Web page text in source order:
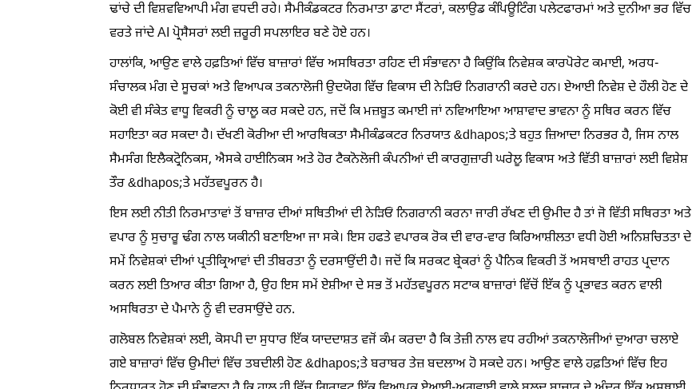
ਢਾਂਚੇ ਦੀ ਵਿਸ਼ਵਵਿਆਪੀ ਮੰਗ ਵਧਦੀ ਰਹੇ। ਸੈਮੀਕੰਡਕਟਰ ਨਿਰਮਾਤਾ ਡਾਟਾ ਸੈਂਟਰਾਂ, ਕਲਾਉਡ ਕੰਪਿਊਟਿੰਗ ਪਲੇਟਫਾਰਮਾਂ ਅਤੇ ਦੁਨੀਆ ਭਰ ਵਿੱਚ
ਵਰਤੇ ਜਾਂਦੇ AI ਪ੍ਰੋਸੈਸਰਾਂ ਲਈ ਜ਼ਰੂਰੀ ਸਪਲਾਇਰ ਬਣੇ ਹੋਏ ਹਨ।
ਹਾਲਾਂਕਿ, ਆਉਣ ਵਾਲੇ ਹਫ਼ਤਿਆਂ ਵਿੱਚ ਬਾਜ਼ਾਰਾਂ ਵਿੱਚ ਅਸਥਿਰਤਾ ਰਹਿਣ ਦੀ ਸੰਭਾਵਨਾ ਹੈ ਕਿਉਂਕਿ ਨਿਵੇਸ਼ਕ ਕਾਰਪੋਰੇਟ ਕਮਾਈ, ਅਰਧ-
ਸੰਚਾਲਕ ਮੰਗ ਦੇ ਸੂਚਕਾਂ ਅਤੇ ਵਿਆਪਕ ਤਕਨਾਲੋਜੀ ਉਦਯੋਗ ਵਿੱਚ ਵਿਕਾਸ ਦੀ ਨੇੜਿਓਂ ਨਿਗਰਾਨੀ ਕਰਦੇ ਹਨ। ਏਆਈ ਨਿਵੇਸ਼ ਦੇ ਹੌਲੀ ਹੋਣ ਦੇ
ਕੋਈ ਵੀ ਸੰਕੇਤ ਵਾਧੂ ਵਿਕਰੀ ਨੂੰ ਚਾਲੂ ਕਰ ਸਕਦੇ ਹਨ, ਜਦੋਂ ਕਿ ਮਜ਼ਬੂਤ ਕਮਾਈ ਜਾਂ ਨਵਿਆਇਆ ਆਸ਼ਾਵਾਦ ਭਾਵਨਾ ਨੂੰ ਸਥਿਰ ਕਰਨ ਵਿੱਚ
ਸਹਾਇਤਾ ਕਰ ਸਕਦਾ ਹੈ। ਦੱਖਣੀ ਕੋਰੀਆ ਦੀ ਆਰਥਿਕਤਾ ਸੈਮੀਕੰਡਕਟਰ ਨਿਰਯਾਤ &dhapos;ਤੇ ਬਹੁਤ ਜ਼ਿਆਦਾ ਨਿਰਭਰ ਹੈ, ਜਿਸ ਨਾਲ
ਸੈਮਸੰਗ ਇਲੈਕਟ੍ਰੋਨਿਕਸ, ਐਸਕੇ ਹਾਈਨਿਕਸ ਅਤੇ ਹੋਰ ਟੈਕਨੋਲੋਜੀ ਕੰਪਨੀਆਂ ਦੀ ਕਾਰਗੁਜ਼ਾਰੀ ਘਰੇਲੂ ਵਿਕਾਸ ਅਤੇ ਵਿੱਤੀ ਬਾਜ਼ਾਰਾਂ ਲਈ ਵਿਸ਼ੇਸ਼
ਤੌਰ &dhapos;ਤੇ ਮਹੱਤਵਪੂਰਨ ਹੈ।
ਇਸ ਲਈ ਨੀਤੀ ਨਿਰਮਾਤਾਵਾਂ ਤੋਂ ਬਾਜ਼ਾਰ ਦੀਆਂ ਸਥਿਤੀਆਂ ਦੀ ਨੇੜਿਓਂ ਨਿਗਰਾਨੀ ਕਰਨਾ ਜਾਰੀ ਰੱਖਣ ਦੀ ਉਮੀਦ ਹੈ ਤਾਂ ਜੋ ਵਿੱਤੀ ਸਥਿਰਤਾ ਅਤੇ
ਵਪਾਰ ਨੂੰ ਸੁਚਾਰੂ ਢੰਗ ਨਾਲ ਯਕੀਨੀ ਬਣਾਇਆ ਜਾ ਸਕੇ। ਇਸ ਹਫਤੇ ਵਪਾਰਕ ਰੋਕ ਦੀ ਵਾਰ-ਵਾਰ ਕਿਰਿਆਸ਼ੀਲਤਾ ਵਧੀ ਹੋਈ ਅਨਿਸ਼ਚਿਤਤਾ ਦੇ
ਸਮੇਂ ਨਿਵੇਸ਼ਕਾਂ ਦੀਆਂ ਪ੍ਰਤੀਕ੍ਰਿਆਵਾਂ ਦੀ ਤੀਬਰਤਾ ਨੂੰ ਦਰਸਾਉਂਦੀ ਹੈ। ਜਦੋਂ ਕਿ ਸਰਕਟ ਬ੍ਰੇਕਰਾਂ ਨੂੰ ਪੈਨਿਕ ਵਿਕਰੀ ਤੋਂ ਅਸਥਾਈ ਰਾਹਤ ਪ੍ਰਦਾਨ
ਕਰਨ ਲਈ ਤਿਆਰ ਕੀਤਾ ਗਿਆ ਹੈ, ਉਹ ਇਸ ਸਮੇਂ ਏਸ਼ੀਆ ਦੇ ਸਭ ਤੋਂ ਮਹੱਤਵਪੂਰਨ ਸਟਾਕ ਬਾਜ਼ਾਰਾਂ ਵਿੱਚੋਂ ਇੱਕ ਨੂੰ ਪ੍ਰਭਾਵਤ ਕਰਨ ਵਾਲੀ
ਅਸਥਿਰਤਾ ਦੇ ਪੈਮਾਨੇ ਨੂੰ ਵੀ ਦਰਸਾਉਂਦੇ ਹਨ.
ਗਲੋਬਲ ਨਿਵੇਸ਼ਕਾਂ ਲਈ, ਕੋਸਪੀ ਦਾ ਸੁਧਾਰ ਇੱਕ ਯਾਦਦਾਸ਼ਤ ਵਜੋਂ ਕੰਮ ਕਰਦਾ ਹੈ ਕਿ ਤੇਜ਼ੀ ਨਾਲ ਵਧ ਰਹੀਆਂ ਤਕਨਾਲੋਜੀਆਂ ਦੁਆਰਾ ਚਲਾਏ
ਗਏ ਬਾਜ਼ਾਰਾਂ ਵਿੱਚ ਉਮੀਦਾਂ ਵਿੱਚ ਤਬਦੀਲੀ ਹੋਣ &dhapos;ਤੇ ਬਰਾਬਰ ਤੇਜ਼ ਬਦਲਾਅ ਹੋ ਸਕਦੇ ਹਨ। ਆਉਣ ਵਾਲੇ ਹਫ਼ਤਿਆਂ ਵਿੱਚ ਇਹ